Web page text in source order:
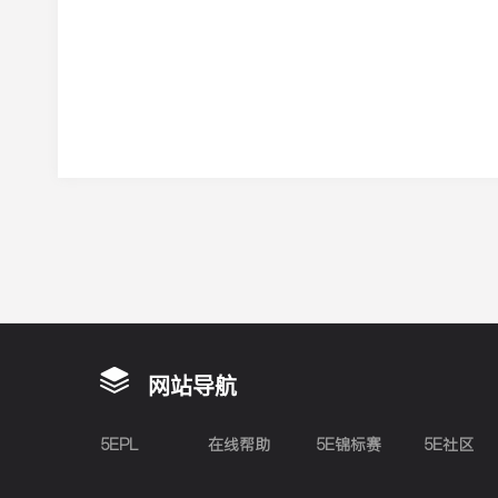
网站导航
5EPL 在线帮助 5E锦标赛 5E社区